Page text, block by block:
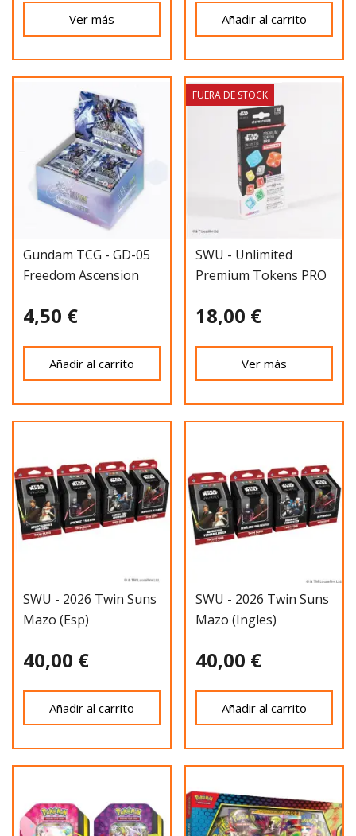
Ver más Añadir al carrito
Gundam TCG - GD-05
Freedom Ascension
4,50 €
Añadir al carrito
SWU - Unlimited
Premium Tokens PRO
18,00 €
Ver más
FUERA DE STOCK
SWU - 2026 Twin Suns
Mazo (Esp)
40,00 €
Añadir al carrito
SWU - 2026 Twin Suns
Mazo (ingles)
40,00 €
Añadir al carrito